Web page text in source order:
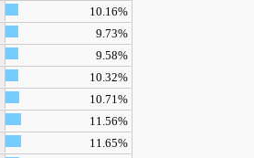
10.16%
9.73%
9.58%
10.32%
10.71%
11.56%
11.65%